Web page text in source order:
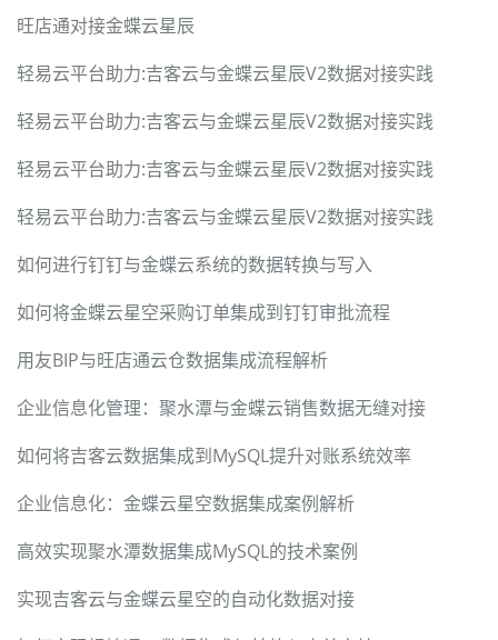
旺店通对接金蝶云星辰
轻易云平台助力:吉客云与金蝶云星辰V2数据对接实践
轻易云平台助力:吉客云与金蝶云星辰V2数据对接实践
轻易云平台助力:吉客云与金蝶云星辰V2数据对接实践
轻易云平台助力:吉客云与金蝶云星辰V2数据对接实践
如何进行钉钉与金蝶云系统的数据转换与写入
如何将金蝶云星空采购订单集成到钉钉审批流程
用友BIP与旺店通云仓数据集成流程解析
企业信息化管理：聚水潭与金蝶云销售数据无缝对接
如何将吉客云数据集成到MySQL提升对账系统效率
企业信息化：金蝶云星空数据集成案例解析
高效实现聚水潭数据集成MySQL的技术案例
实现吉客云与金蝶云星空的自动化数据对接